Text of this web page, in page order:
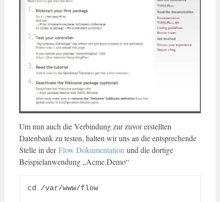
Um nun auch die Verbindung zur zuvor erstellten
Datenbank zu testen, halten wir uns an die entsprechende
Stelle in derFlow Dokumentationund die dortige
Beispielanwendung „Acme.Demo“
cd /var/www/flow